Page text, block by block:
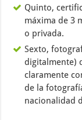
Quinto,
máxima de 3
o privada.
Sexto,
digitalmente)
claramente
de la
nacionalidad